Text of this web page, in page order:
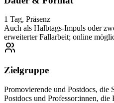
1 Tag, Präsenz
Auch als Halbtags-Impuls oder
erweiterter Fallarbeit; online
Zielgruppe
Promovierende und Postdocs, die
Postdocs und Professor:innen, die